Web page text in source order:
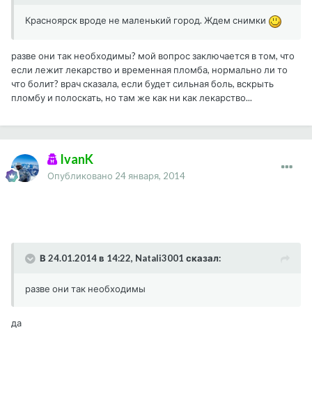
Красноярск вроде не маленький город. Ждем снимки
разве они так необходимы? мой вопрос заключается в том, что
если лежит лекарство и временная пломба, нормально ли то
что болит? врач сказала, если будет сильная боль, вскрыть
пломбу и полоскать, но там же как ни как лекарство...
IvanK
Опубликовано 24 января, 2014
В 24.01.2014 в 14:22, Natali3001 сказал:
разве они так необходимы
да